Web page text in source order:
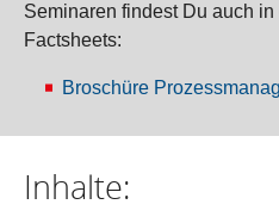
Seminaren findest Du auch
Factsheets:
Broschüre
Inhalte: